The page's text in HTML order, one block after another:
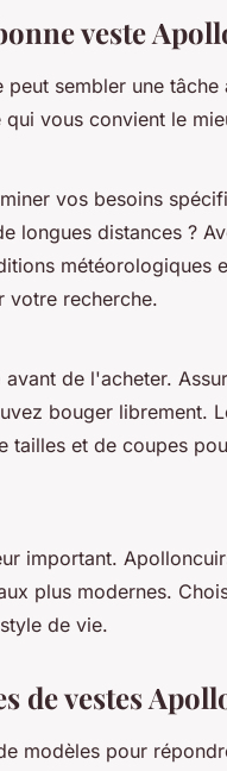
veste
sembler une
vous convient le
vos besoins
longues distances ?
météorologiques
votre recherche.
avant de l'acheter.
bouger librement.
tailles et de coupes
important.
plus modernes.
de vie.
de vestes
modèles pour